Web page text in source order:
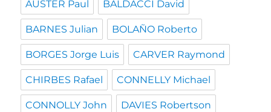
AUSTER Paul BALDACCI David
BARNES Julian BOLAÑO Roberto
BORGES Jorge Luis CARVER Raymond
CHIRBES Rafael CONNELLY Michael
CONNOLLY John DAVIES Robertson